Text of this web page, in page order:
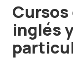
inglés